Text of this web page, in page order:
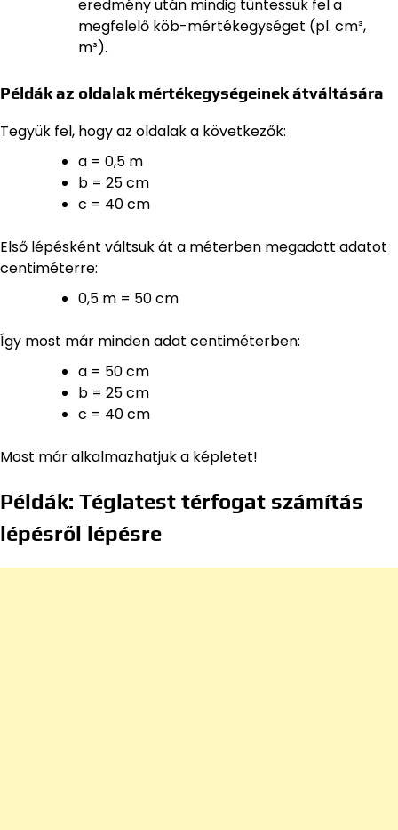
eredmény után mindig tüntessük fel a
megfelelő köb-mértékegységet (pl. cm³,
m³).
Példák az oldalak mértékegységeinek átváltására
Tegyük fel, hogy az oldalak a következők:
a = 0,5 m
b = 25 cm
c = 40 cm
Első lépésként váltsuk át a méterben megadott adatot
centiméterre:
0,5 m = 50 cm
Így most már minden adat centiméterben:
a = 50 cm
b = 25 cm
c = 40 cm
Most már alkalmazhatjuk a képletet!
Példák: Téglatest térfogat számítás
lépésről lépésre